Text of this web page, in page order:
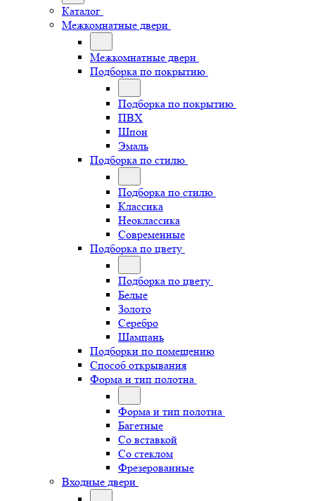
Каталог
Межкомнатные двери
Межкомнатные двери
Подборка по покрытию
Подборка по покрытию
ПВХ
Шпон
Эмаль
Подборка по стилю
Подборка по стилю
Классика
Неоклассика
Современные
Подборка по цвету
Подборка по цвету
Белые
Золото
Серебро
Шампань
Подборки по помещению
Способ открывания
Форма и тип полотна
Форма и тип полотна
Багетные
Со вставкой
Со стеклом
Фрезерованные
Входные двери